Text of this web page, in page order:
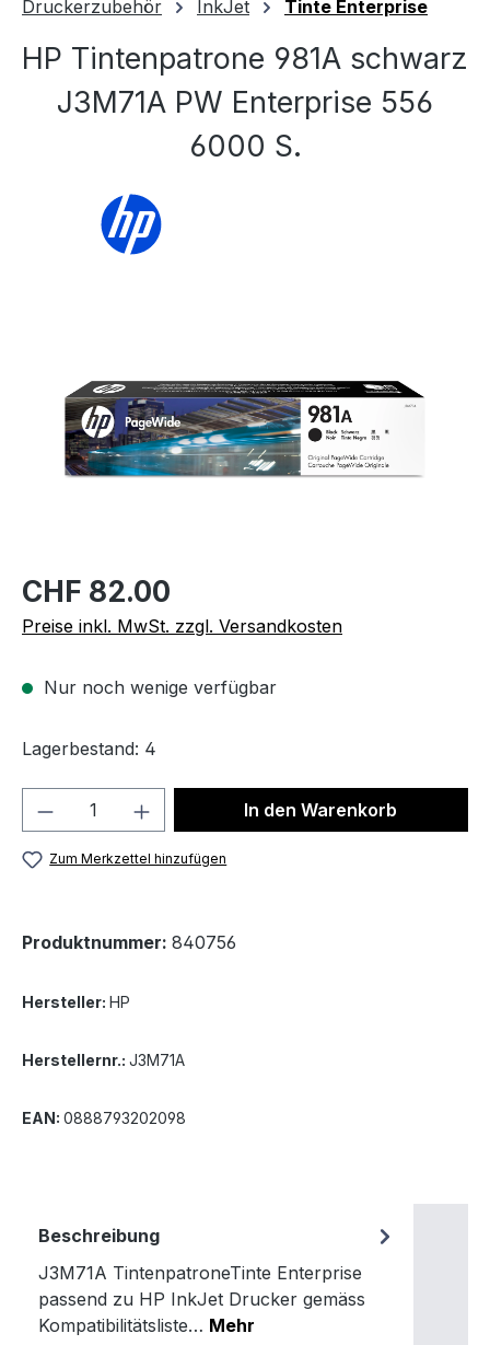
Druckerzubehör InkJet Tinte Enterprise
HP Tintenpatrone 981A schwarz
J3M71A PW Enterprise 556
6000 S.
CHF 82.00
Preise inkl. MwSt. zzgl. Versandkosten
Nur noch wenige verfügbar
Lagerbestand: 4
Produkt Anzahl: Gib denIn den Warenkorb
Zum Merkzettel hinzufügen
Produktnummer: 840756
Hersteller: HP
Herstellernr.: J3M71A
EAN: 0888793202098
Beschreibung
J3M71A TintenpatroneTinte Enterprise
passend zu HP InkJet Drucker gemäss
Kompatibilitätsliste… Mehr